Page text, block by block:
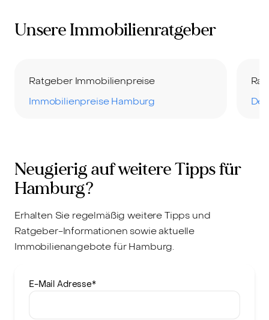
Unsere Immobilienratgeber
Ratgeber Immobilienpreise
Immobilienpreise Hamburg
Neugierig auf weitere Tipps für
Hamburg?
Erhalten Sie regelmäßig weitere Tipps und
Ratgeber-Informationen sowie aktuelle
Immobilienangebote für Hamburg.
E-Mail Adresse*